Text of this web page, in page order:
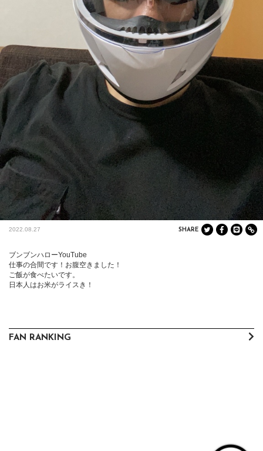
2022.08.27 SHARE
ブンブンハローYouTube
仕事の合間です！お腹空きました！
ご飯が食べたいです。
日本人はお米がライスき！
FAN RANKING